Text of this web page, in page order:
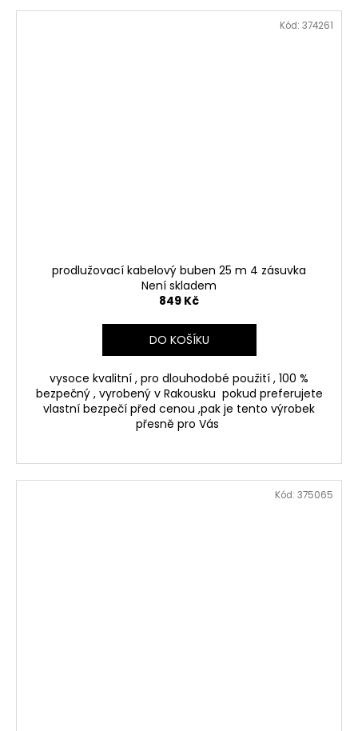
prodlužovací kabelový buben 25 m 4 zásuvka
Není skladem
849 Kč
DO KOŠÍKU
vysoce kvalitní , pro dlouhodobé použití , 100 %
bezpečný , vyrobený v Rakousku pokud preferujete
vlastní bezpečí před cenou ,pak je tento výrobek
přesně pro Vás
Kód: 374261
Kód: 375065